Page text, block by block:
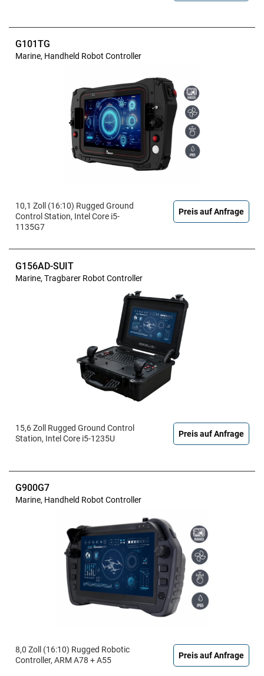
G101TG
Marine, Handheld Robot Controller
10,1 Zoll (16:10) Rugged Ground
Control Station, Intel Core i5-
1135G7
Preis auf Anfrage
G156AD-SUIT
Marine, Tragbarer Robot Controller
15,6 Zoll Rugged Ground Control
Station, Intel Core i5-1235U
Preis auf Anfrage
G900G7
Marine, Handheld Robot Controller
8,0 Zoll (16:10) Rugged Robotic
Controller, ARM A78 + A55
Preis auf Anfrage